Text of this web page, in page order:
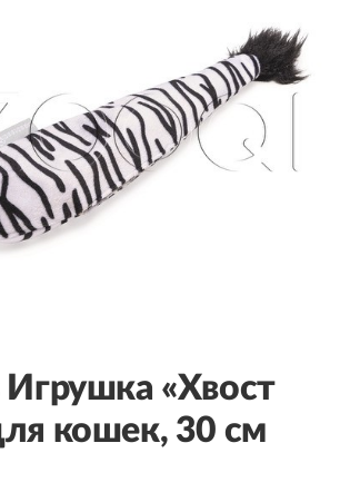
Игрушка «Хвост
кошек, 30 см